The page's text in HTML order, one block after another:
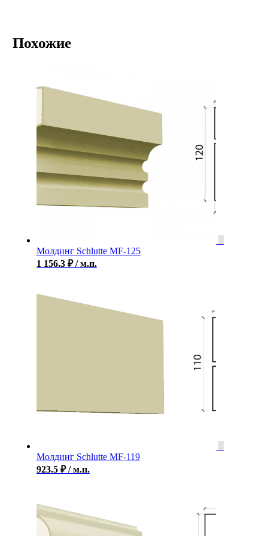
Похожие
Молдинг Schlutte MF-125
1 156.3 ₽ / м.п.
Молдинг Schlutte MF-119
923.5 ₽ / м.п.